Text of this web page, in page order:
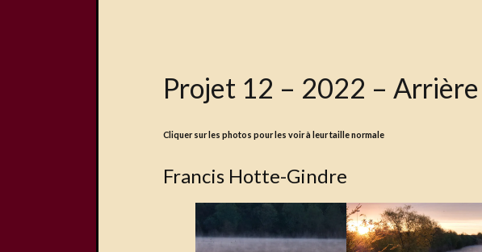
Projet 12 – 2022 –
Cliquer sur les photos pour les voir à leur taille normale
Francis Hotte-Gindre